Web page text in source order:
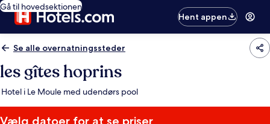
Gå til hovedsektionen
Hent appen
Se alle overnatningssteder
les gîtes hoprins
Hotel i Le Moule med udendørs pool
Vælg datoer for at se priser